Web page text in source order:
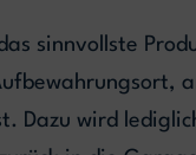
sinnvollste
Dazu wird